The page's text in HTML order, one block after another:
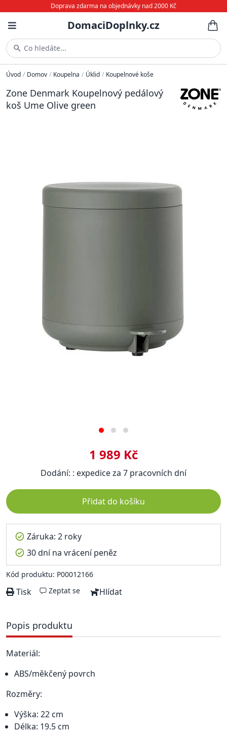
Doprava zdarma na objednávky nad 2000 Kč
DomaciDoplnky.cz
Co hledáte...
Úvod / Domov / Koupelna / Úklid / Koupelnové koše
Zone Denmark Koupelnový pedálový
koš Ume Olive green
1 989 Kč
Dodání: : expedice za 7 pracovních dní
Přidat do košíku
Záruka: 2 roky
30 dní na vrácení peněz
Kód produktu: P00012166
Tisk Zeptat se Hlídat
Popis produktu
Materiál:
ABS/měkčený povrch
Rozměry:
Výška: 22 cm
Délka: 19.5 cm